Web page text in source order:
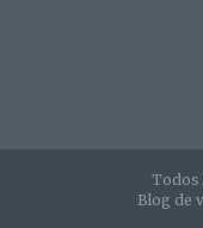
MEJOR
Todos
Blog de